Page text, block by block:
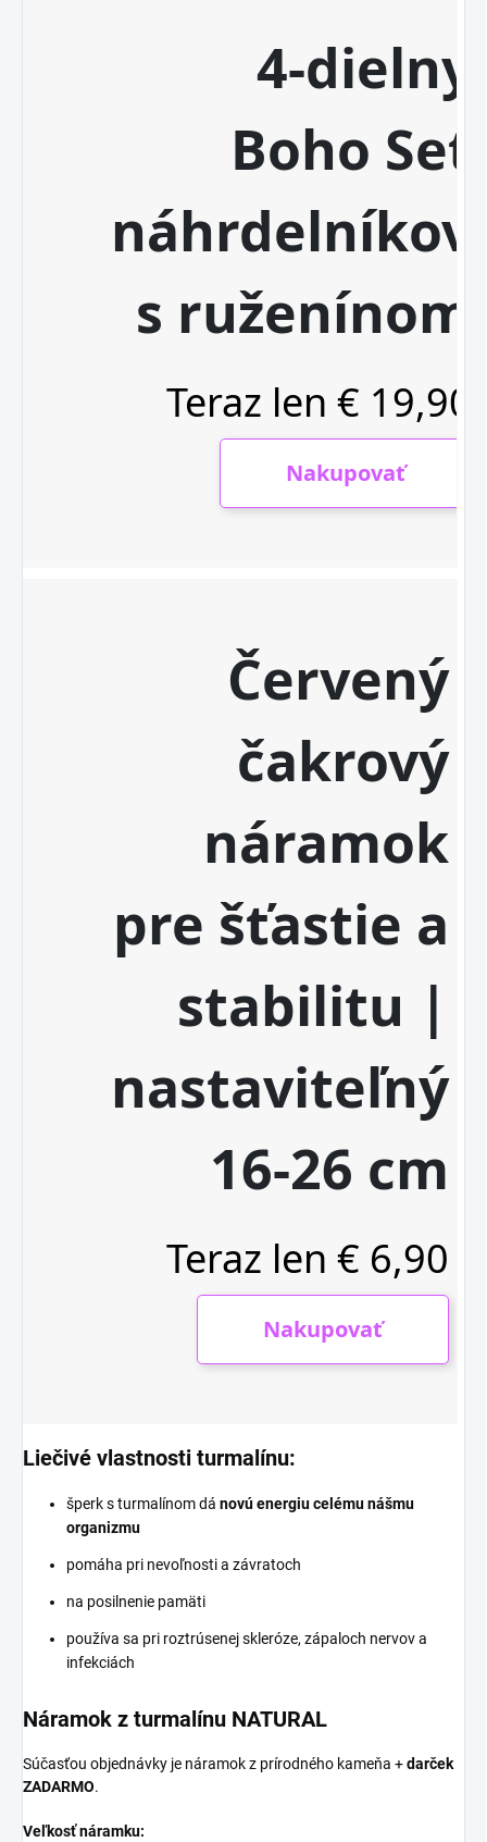
Liečivé vlastnosti turmalínu:
šperk s turmalínom dá novú energiu celému nášmu
organizmu
pomáha pri nevoľnosti a závratoch
na posilnenie pamäti
používa sa pri roztrúsenej skleróze, zápaloch nervov a
infekciách
Náramok z turmalínu NATURAL
Súčasťou objednávky je náramok z prírodného kameňa +darček
ZADARMO.
Veľkosť náramku: